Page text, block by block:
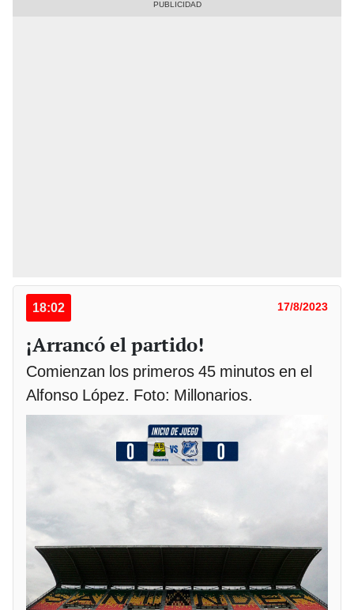
18:02 17/8/2023
¡Arrancó el partido!
Comienzan los primeros 45 minutos en el
Alfonso López. Foto: Millonarios.